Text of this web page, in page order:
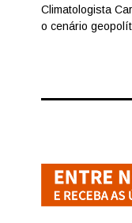
Climatologista
o cenário